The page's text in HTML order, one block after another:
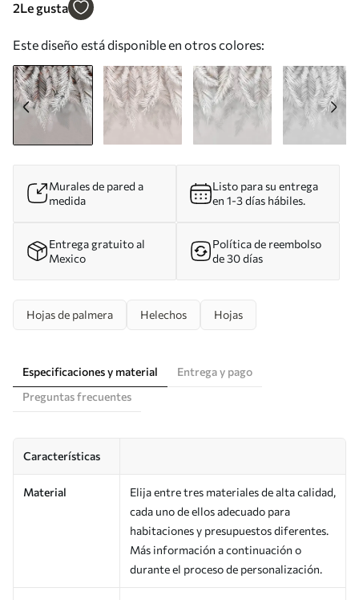
2Le gusta
Este diseño está disponible en otros colores:
Murales de pared a
medida
Listo para su entrega
en 1-3 días hábiles.
Entrega gratuito al
Mexico
Política de reembolso
de 30 días
Hojas de palmera Helechos Hojas
Especificaciones y material
Entrega y pago
Preguntas frecuentes
Características
Material
Elija entre tres materiales de alta calidad,
cada uno de ellos adecuado para
habitaciones y presupuestos diferentes.
Más información a continuación o
durante el proceso de personalización.